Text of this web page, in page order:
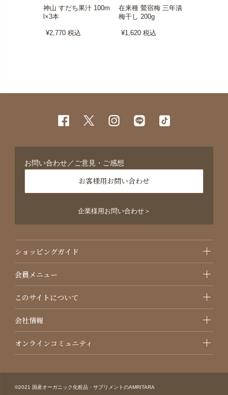
神山 すだち果汁 100m
l×3本
¥2,770税込
在来種 鶯宿梅 三年漬
梅干し 200g
¥1,620税込
お問い合わせ／ご意見・ご感想
お客様用お問い合わせ
企業様用お問い合わせ＞
ショッピングガイド
会員メニュー
このサイトについて
会社情報
オンラインコミュニティ
©2021 国産オーガニック化粧品・サプリメントのAMRITARA